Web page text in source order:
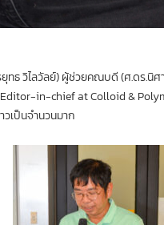
ธ วิไลวัลย์) ผู้ช่วยคณบดี (ศ.ดร.นิ
in-chief at Colloid &
เป็นจำนวนมาก